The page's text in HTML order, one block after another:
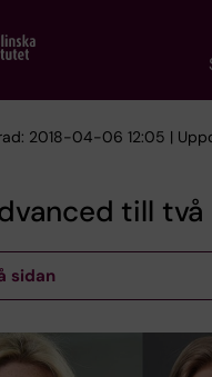
2018-04-06 12:05 |
till
sidan